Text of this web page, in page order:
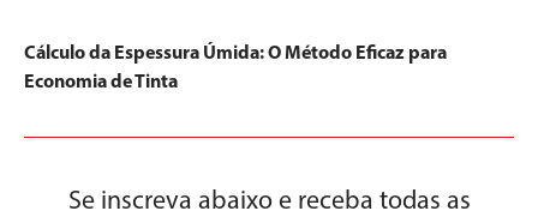
Cálculo da Espessura Úmida: O Método Eficaz para
Economia de Tinta
Se inscreva abaixo e receba todas as